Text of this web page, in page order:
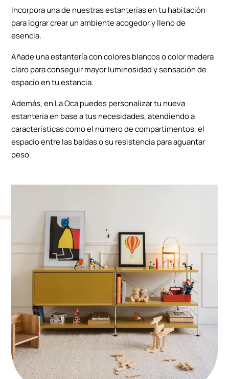
Incorpora una de nuestras estanterías en tu habitación
para lograr crear un ambiente acogedor y lleno de
esencia.
Añade una estantería con colores blancos o color madera
claro para conseguir mayor luminosidad y sensación de
espacio en tu estancia.
Además, en La Oca puedes personalizar tu nueva
estantería en base a tus necesidades, atendiendo a
características como el número de compartimentos, el
espacio entre las baldas o su resistencia para aguantar
peso.